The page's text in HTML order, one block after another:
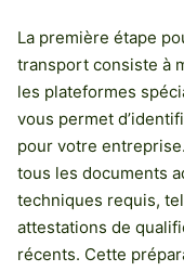
La première étape
transport consiste à
les plateformes
vous permet
pour votre
tous les documents
techniques requis,
attestations de
récents. Cette